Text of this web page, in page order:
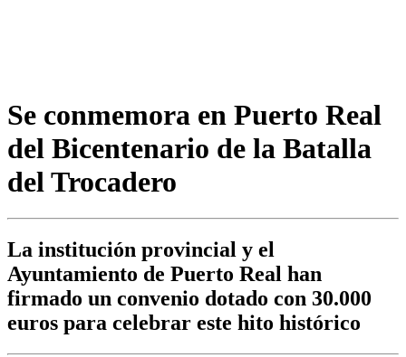
Se conmemora en Puerto Real
del Bicentenario de la Batalla
del Trocadero
La institución provincial y el
Ayuntamiento de Puerto Real han
firmado un convenio dotado con 30.000
euros para celebrar este hito histórico